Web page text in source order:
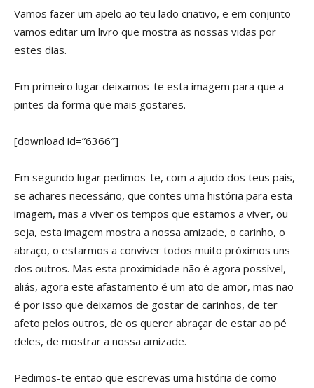
Vamos fazer um apelo ao teu lado criativo, e em conjunto
vamos editar um livro que mostra as nossas vidas por
estes dias.
Em primeiro lugar deixamos-te esta imagem para que a
pintes da forma que mais gostares.
[download id=”6366″]
Em segundo lugar pedimos-te, com a ajudo dos teus pais,
se achares necessário, que contes uma história para esta
imagem, mas a viver os tempos que estamos a viver, ou
seja, esta imagem mostra a nossa amizade, o carinho, o
abraço, o estarmos a conviver todos muito próximos uns
dos outros. Mas esta proximidade não é agora possível,
aliás, agora este afastamento é um ato de amor, mas não
é por isso que deixamos de gostar de carinhos, de ter
afeto pelos outros, de os querer abraçar de estar ao pé
deles, de mostrar a nossa amizade.
Pedimos-te então que escrevas uma história de como